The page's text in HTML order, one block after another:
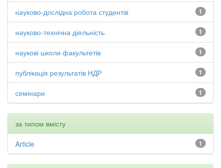
1
науково-дослідна робота студентів
1
науково-технічна діяльність
1
наукові школи факультетів
1
публікація результатів НДР
1
семінари
за типом вмісту
1
Article